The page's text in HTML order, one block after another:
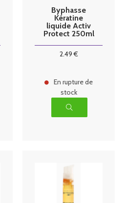
Byphasse
Kératine
liquide Activ
Protect 250ml
2.49€
En rupture de
stock